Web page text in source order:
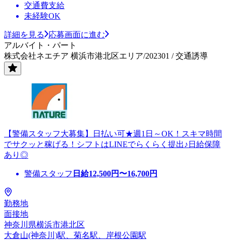
交通費支給
未経験OK
詳細を見る
応募画面に進む
アルバイト・パート
株式会社ネエチア 横浜市港北区エリア/202301 / 交通誘導
【警備スタッフ大募集】日払い可★週1日～OK！スキマ時間
でサクッと稼げる！シフトはLINEでらくらく提出♪日給保障
あり◎
警備スタッフ 日給12,500円〜16,700円
勤務地
面接地
神奈川県横浜市港北区
大倉山(神奈川)駅、菊名駅、岸根公園駅